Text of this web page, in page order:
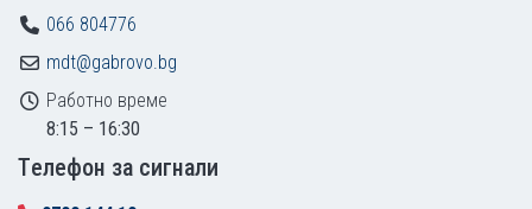
066 804776
mdt@gabrovo.bg
Работно време
8:15 – 16:30
Tелефон за сигнали